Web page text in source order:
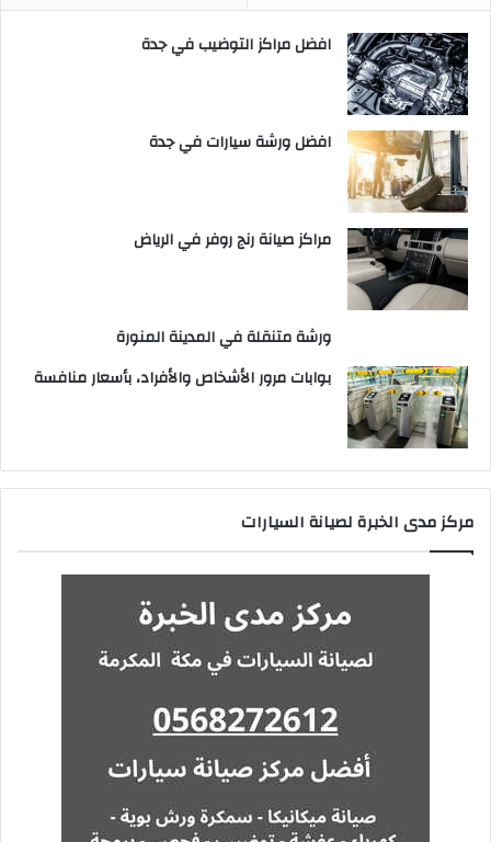
افضل مراكز التوضيب في جدة
افضل ورشة سيارات في جدة
مراكز صيانة رنج روفر في الرياض
ورشة متنقلة في المدينة المنورة
بوابات مرور الأشخاص والأفراد، بأسعار منافسة
مركز مدى الخبرة لصيانة السيارات